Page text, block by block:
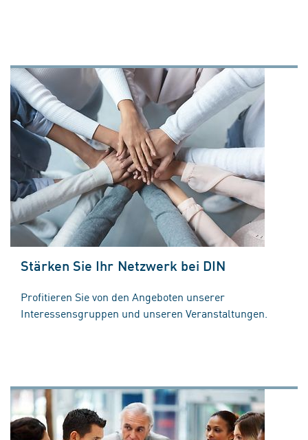
Stärken Sie Ihr Netzwerk bei DIN
Profitieren Sie von den Angeboten unserer
Interessensgruppen und unseren Veranstaltungen.